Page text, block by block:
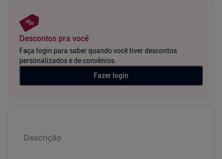
Descontos pra você
Faça login para saber quando você tiver descontos
personalizados e de convênios.
Fazer login
Descrição